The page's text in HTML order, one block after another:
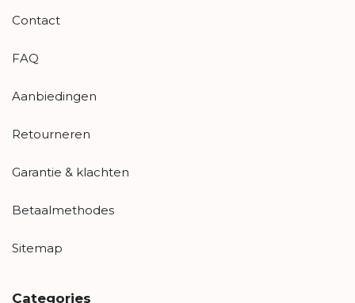
Contact
FAQ
Aanbiedingen
Retourneren
Garantie & klachten
Betaalmethodes
Sitemap
Categories